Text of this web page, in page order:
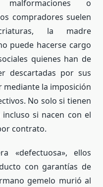
o
compradores suelen
la madre
puede hacerse cargo
quienes han de
descartadas por sus
mediante la imposición
No solo si tienen
si nacen con el
contrato.
«defectuosa», ellos
con garantías de
gemelo murió al